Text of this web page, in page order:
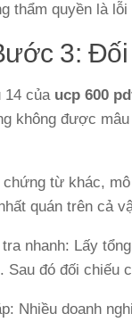
thẩm quyền là
3:
14 của ucp 600
không được
chứng từ khác,
quán trên cả
nhanh: Lấy
Sau đó đối chiếu
Nhiều doanh